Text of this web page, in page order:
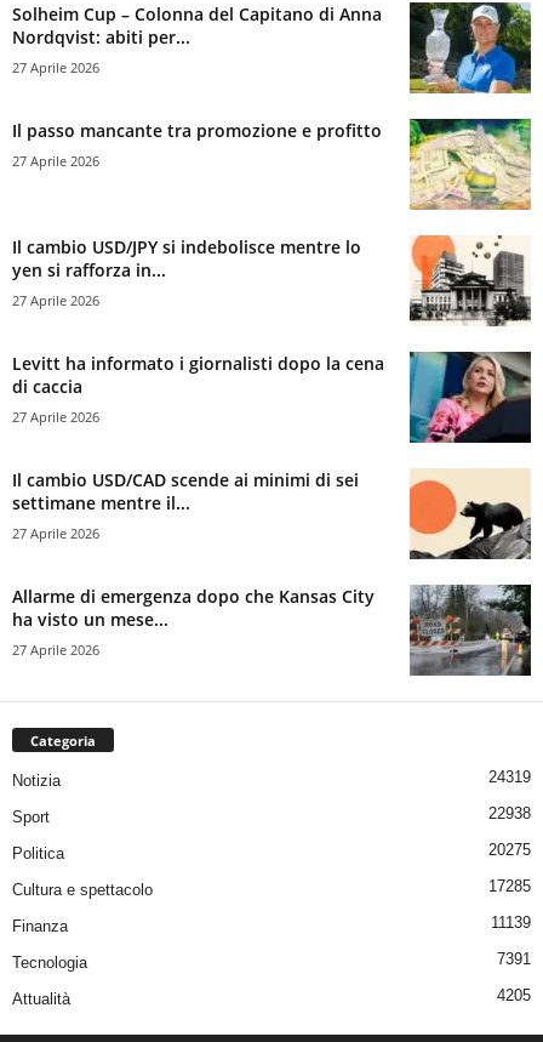
Solheim Cup – Colonna del Capitano di Anna
Nordqvist: abiti per...
27 Aprile 2026
Il passo mancante tra promozione e profitto
27 Aprile 2026
Il cambio USD/JPY si indebolisce mentre lo
yen si rafforza in...
27 Aprile 2026
Levitt ha informato i giornalisti dopo la cena
di caccia
27 Aprile 2026
Il cambio USD/CAD scende ai minimi di sei
settimane mentre il...
27 Aprile 2026
Allarme di emergenza dopo che Kansas City
ha visto un mese...
27 Aprile 2026
Categoria
Notizia 24319
Sport 22938
Politica 20275
Cultura e spettacolo 17285
Finanza 11139
Tecnologia 7391
Attualità 4205